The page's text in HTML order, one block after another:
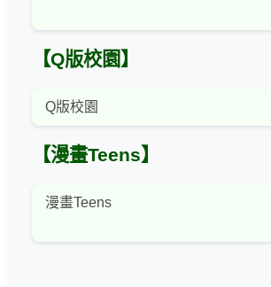
【Q版校園】
Q版校園
【漫畫Teens】
漫畫Teens